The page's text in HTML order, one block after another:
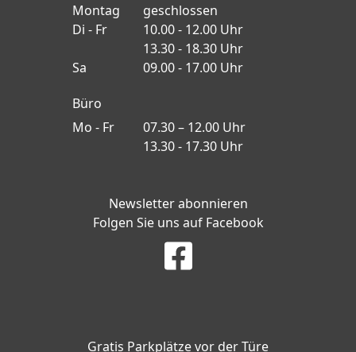
Montag
geschlossen
Di - Fr
10.00 - 12.00 Uhr
13.30 - 18.30 Uhr
Sa
09.00 - 17.00 Uhr
Büro
Mo - Fr
07.30 – 12.00 Uhr
13.30 - 17.30 Uhr
Newsletter abonnieren
Folgen Sie uns auf Facebook
Gratis Parkplätze vor der Türe